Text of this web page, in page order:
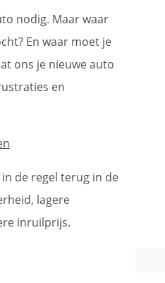
nodig. Maar waar
En waar moet je
ons je nieuwe auto
en
de regel terug in de
lagere
inruilprijs.